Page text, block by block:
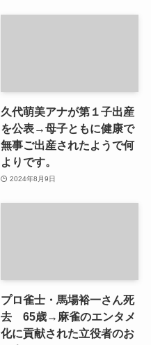
久代萌美アナが第１子出産
を公表→母子ともに健康で
無事ご出産されたようで何
よりです。
2024年8月9日
プロ雀士・馬場裕一さん死
去 65歳→麻雀のエンタメ
化に貢献された立役者のお